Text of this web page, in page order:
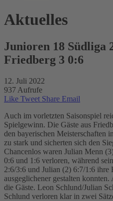
Aktuelles
Junioren 18 Südliga
Friedberg 3 0:6
12. Juli 2022
937 Aufrufe
Like Tweet Share Email
Auch im vorletzten Saisonspiel
Spielgewinn. Die Gäste aus
den bayerischen Meisterschaften
zu stark und sicherten sich den
Chancenlos waren Julian Menn
0:6 und 1:6 verloren, während
2:6/3:6 und Julian (2) 6:7/1:6 ihre
ausgeglichener gestalten
die Gäste. Leon Schlund/Julian
Schlund verloren klar in zwei